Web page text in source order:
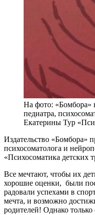
На фото: «Бомбора»
педиатра,
Екатерины Тур
Издательство «Бомбора»
психосоматолога и
«Психосоматика детских
Все мечтают, чтобы их
хорошие оценки, были
радовали успехами в
мечта, и возможно
родителей! Однако только